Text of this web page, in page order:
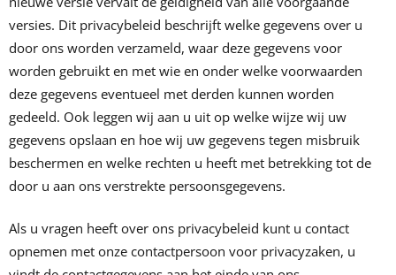
versies. Dit privacybeleid beschrijft welke gegevens over u
door ons worden verzameld, waar deze gegevens voor
worden gebruikt en met wie en onder welke voorwaarden
deze gegevens eventueel met derden kunnen worden
gedeeld. Ook leggen wij aan u uit op welke wijze wij uw
gegevens opslaan en hoe wij uw gegevens tegen misbruik
beschermen en welke rechten u heeft met betrekking tot de
door u aan ons verstrekte persoonsgegevens.
Als u vragen heeft over ons privacybeleid kunt u contact
opnemen met onze contactpersoon voor privacyzaken, u